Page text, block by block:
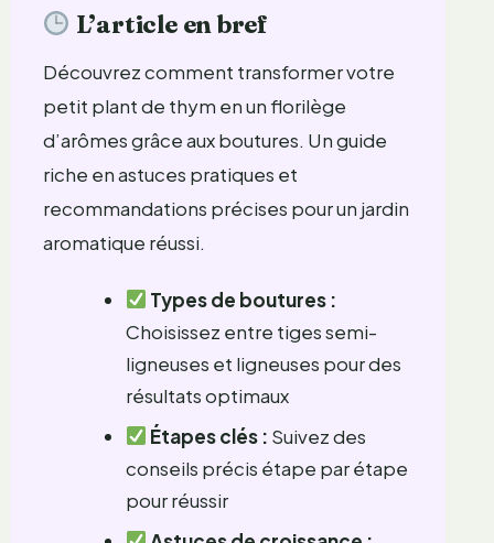
L’article en bref
Découvrez comment transformer votre
petit plant de thym en un florilège
d’arômes grâce aux boutures. Un guide
riche en astuces pratiques et
recommandations précises pour un jardin
aromatique réussi.
Types de boutures :
Choisissez entre tiges semi-
ligneuses et ligneuses pour des
résultats optimaux
Étapes clés : Suivez des
conseils précis étape par étape
pour réussir